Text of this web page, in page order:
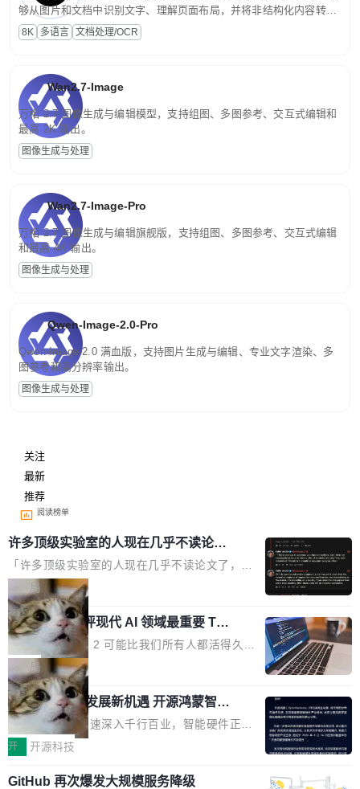
够从图片和文档中识别文字、理解页面布局，并将非结构化内容转换
为便于存储、检索和二次处理的结构化结果。
8K 多语言 文档处理/OCR
Wan2.7-Image
万相 2.7 图像生成与编辑模型，支持组图、多图参考、交互式编辑和
最高 2K 输出。
图像生成与处理
Wan2.7-Image-Pro
万相 2.7 图像生成与编辑旗舰版，支持组图、多图参考、交互式编辑
和最高 4K 输出。
图像生成与处理
Qwen-Image-2.0-Pro
Qwen-Image-2.0 满血版，支持图片生成与编辑、专业文字渲染、多
图参考和高分辨率输出。
图像生成与处理
关注
最新
推荐
阅读榜单
许多顶级实验室的人现在几乎不读论文
了
「许多顶级实验室的人现在几乎不读论文了，而
且他们认为 ICLR/ICML/NeurIPS 充斥着大量过
度宣传和欺诈。」 OpenAI 研究员 Keller Jorda
n 这条推文引发了广泛讨论。他不是在说风凉
话，他是说出了一个圈内人尽皆知但很少公开捅
破的事实。 Jordan 随后补充了一句软化声明：
「我不认为这些会议上大部分论文都在过度宣传
或造假。问题是，作为读者，如果你筛选出那些
看起来最令人兴奋的论文，那它们大部分都是过
度宣传的。」 这才是真正的痛点。不是所有论文
都有问题，是最吸引眼球的那批论文最有问题。
他引用的帖子来自 Mathew Shen，一位 ICLR 2
局
xAI 前工程师评现代 AI 领域最重要 Top
3 开源项目
Flash Attention 2 可能比我们所有人都活得久。
这句话不是来自某个技术博客，而是出自 Hieu
Pham 的一条推文。Hieu Pham 是谁？他是 xAI
的早期工程师之一，在 Grok 训练基础设施团队
工作过。近日他在 X 上发了一条帖子，列出了他
认为现代 AI 领域最重要的三个开源项目。 第一
个名字毫无悬念：Flash Attention 2。 Hieu 的
理由很具体。FA 系列不需要解释，但 FA2 是他
局
共商智能硬件发展新机遇 开源鸿蒙智能
硬件开发者日杭州站即将举行
随着万物智联加速深入千行百业，智能硬件正从
单点设备迈向智能化、网联化、协同化发展。作
鸿蒙通过统一技术底座和分布式能力，为不同类
开 开源科技
GitHub 再次爆发大规模服务降级